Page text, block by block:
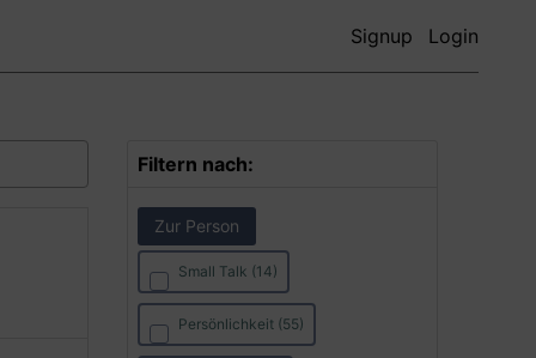
Signup Login
Filtern nach:
Zur Person
Small Talk (14)
Persönlichkeit (55)